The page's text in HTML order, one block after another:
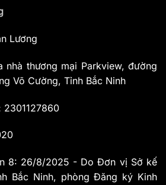
Lương
nhà thương mại Parkview, đường
Võ Cường, Tỉnh Bắc Ninh
2301127860
8: 26/8/2025 - Do Đơn vị Sở kế
Bắc Ninh, phòng Đăng ký Kinh